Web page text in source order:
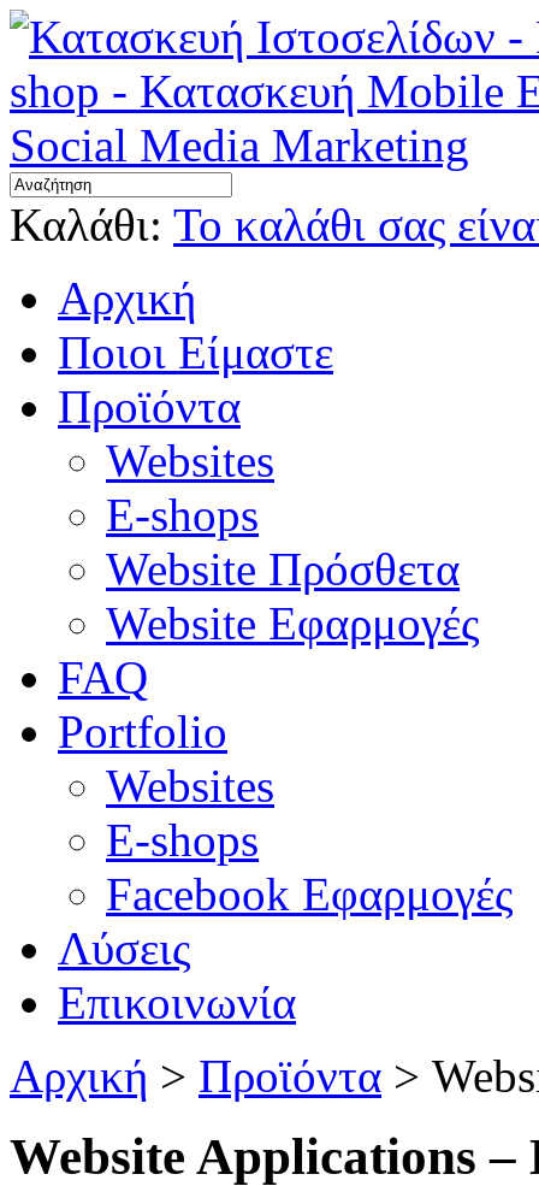
Καλάθι: Το καλάθι σας
Αρχική
Ποιοι Είμαστε
Προϊόντα
Websites
E-shops
Website Πρόσθετα
Website Εφαρμογές
FAQ
Portfolio
Websites
E-shops
Facebook Εφαρμογές
Λύσεις
Επικοινωνία
Αρχική > Προϊόντα >
Website Applications –